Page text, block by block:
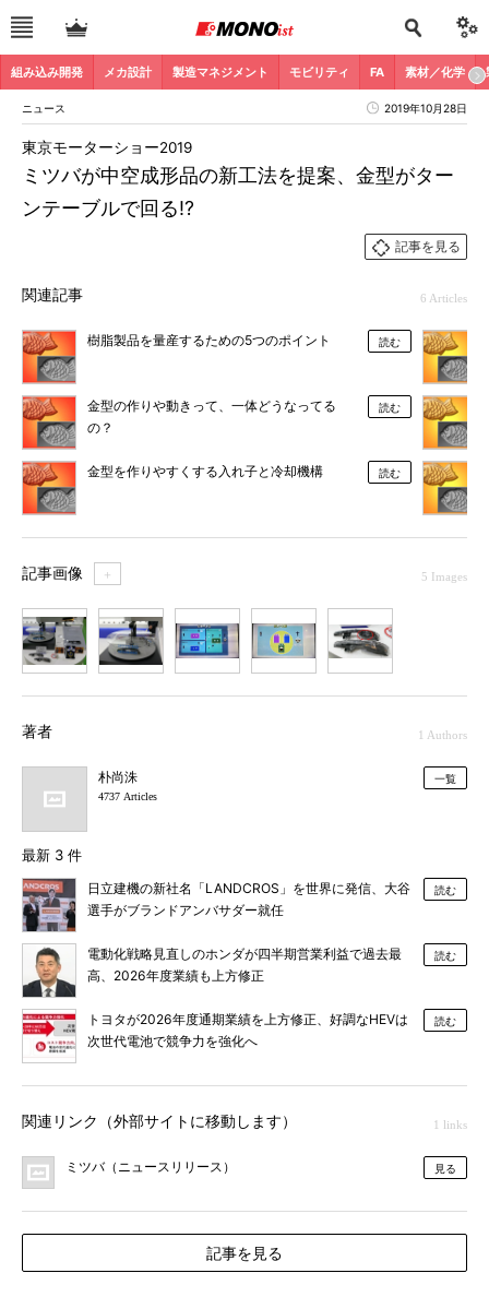
組み込み開発 メカ設計 製造マネジメント モビリティ FA 素材／化学
ニュース 2019年10月28日
ミツバが中空成形品の新工法を提案、金型がター
ンテーブルで回る!?
東京モーターショー2019
記事を見る
関連記事 6 Articles
樹脂製品を量産するための5つのポイント 読む
金型の作りや動きって、一体どうなってる
の？
読む
金型を作りやすくする入れ子と冷却機構 読む
記事画像 ＋ 5 Images
著者 1 Authors
朴尚洙
4737 Articles
一覧
最新 3 件
日立建機の新社名「LANDCROS」を世界に発信、大谷
選手がブランドアンバサダー就任
読む
電動化戦略見直しのホンダが四半期営業利益で過去最
高、2026年度業績も上方修正
読む
トヨタが2026年度通期業績を上方修正、好調なHEVは
次世代電池で競争力を強化へ
読む
関連リンク（外部サイトに移動します） 1 links
ミツバ（ニュースリリース） 見る
記事を見る